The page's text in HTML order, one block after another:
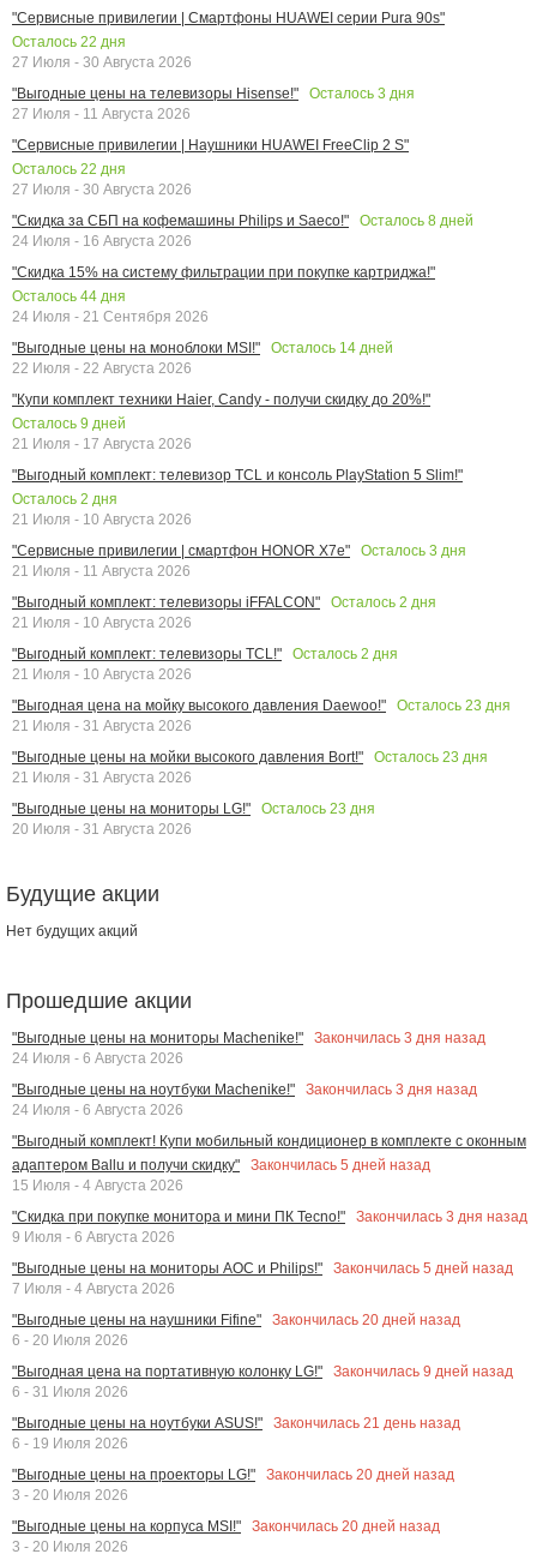
"Сервисные привилегии | Смартфоны HUAWEI серии Pura 90s"
Осталось 22 дня
27 Июля - 30 Августа 2026
"Выгодные цены на телевизоры Hisense!"
Осталось 3 дня
27 Июля - 11 Августа 2026
"Сервисные привилегии | Наушники HUAWEI FreeClip 2 S"
Осталось 22 дня
27 Июля - 30 Августа 2026
"Скидка за СБП на кофемашины Philips и Saeco!"
Осталось 8 дней
24 Июля - 16 Августа 2026
"Скидка 15% на систему фильтрации при покупке картриджа!"
Осталось 44 дня
24 Июля - 21 Сентября 2026
"Выгодные цены на моноблоки MSI!"
Осталось 14 дней
22 Июля - 22 Августа 2026
"Купи комплект техники Haier, Candy - получи скидку до 20%!"
Осталось 9 дней
21 Июля - 17 Августа 2026
"Выгодный комплект: телевизор TCL и консоль PlayStation 5 Slim!"
Осталось 2 дня
21 Июля - 10 Августа 2026
"Сервисные привилегии | смартфон HONOR X7e"
Осталось 3 дня
21 Июля - 11 Августа 2026
"Выгодный комплект: телевизоры iFFALCON"
Осталось 2 дня
21 Июля - 10 Августа 2026
"Выгодный комплект: телевизоры TCL!"
Осталось 2 дня
21 Июля - 10 Августа 2026
"Выгодная цена на мойку высокого давления Daewoo!"
Осталось 23 дня
21 Июля - 31 Августа 2026
"Выгодные цены на мойки высокого давления Bort!"
Осталось 23 дня
21 Июля - 31 Августа 2026
"Выгодные цены на мониторы LG!"
Осталось 23 дня
20 Июля - 31 Августа 2026
Будущие акции
Нет будущих акций
Прошедшие акции
"Выгодные цены на мониторы Machenike!" Закончилась 3 дня назад
24 Июля - 6 Августа 2026
"Выгодные цены на ноутбуки Machenike!"
Закончилась 3 дня назад
24 Июля - 6 Августа 2026
"Выгодный комплект! Купи мобильный кондиционер в комплекте с оконным
адаптером Ballu и получи скидку"
Закончилась 5 дней назад
15 Июля - 4 Августа 2026
"Скидка при покупке монитора и мини ПК Tecno!"
Закончилась 3 дня назад
9 Июля - 6 Августа 2026
"Выгодные цены на мониторы AOC и Philips!"
Закончилась 5 дней назад
7 Июля - 4 Августа 2026
"Выгодные цены на наушники Fifine"
Закончилась 20 дней назад
6 - 20 Июля 2026
"Выгодная цена на портативную колонку LG!"
Закончилась 9 дней назад
6 - 31 Июля 2026
"Выгодные цены на ноутбуки ASUS!"
Закончилась 21 день назад
6 - 19 Июля 2026
"Выгодные цены на проекторы LG!"
Закончилась 20 дней назад
3 - 20 Июля 2026
"Выгодные цены на корпуса MSI!"
Закончилась 20 дней назад
3 - 20 Июля 2026